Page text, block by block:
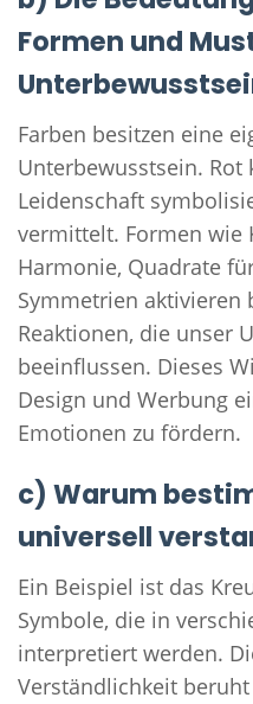
Formen und
Farben besitzen eine
Unterbewusstsein. Rot
Leidenschaft
vermittelt. Formen wie
Harmonie, Quadrate
Symmetrien
Reaktionen, die unser
beeinflussen. Dieses
Design und Werbung
Emotionen zu fördern.
c) Warum
universell
Ein Beispiel ist das
Symbole, die in
interpretiert werden.
Verständlichkeit